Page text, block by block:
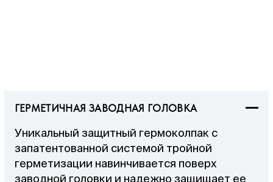
ГЕРМЕТИЧНАЯ ЗАВОДНАЯ ГОЛОВКА
Уникальный защитный гермоколпак с
запатентованной системой тройной
герметизации навинчивается поверх
заводной головки и надежно защищает ее